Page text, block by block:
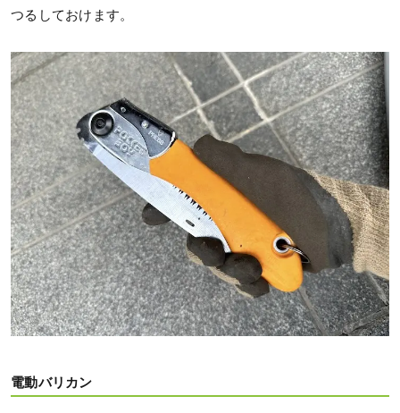
つるしておけます。
電動バリカン